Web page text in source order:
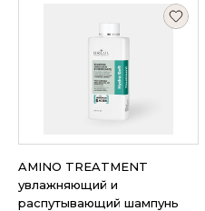
AMINO TREATMENT
увлажняющий и
распутывающий шампунь